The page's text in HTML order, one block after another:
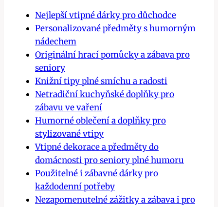
Nejlepší vtipné dárky pro důchodce
Personalizované předměty s humorným
nádechem
Originální hrací pomůcky a zábava pro
seniory
Knižní tipy plné smíchu a radosti
Netradiční kuchyňské doplňky pro
zábavu ve vaření
Humorné oblečení a doplňky pro
stylizované vtipy
Vtipné dekorace a předměty do
domácnosti pro seniory plné humoru
Použitelné i zábavné dárky pro
každodenní potřeby
Nezapomenutelné zážitky a zábava i pro